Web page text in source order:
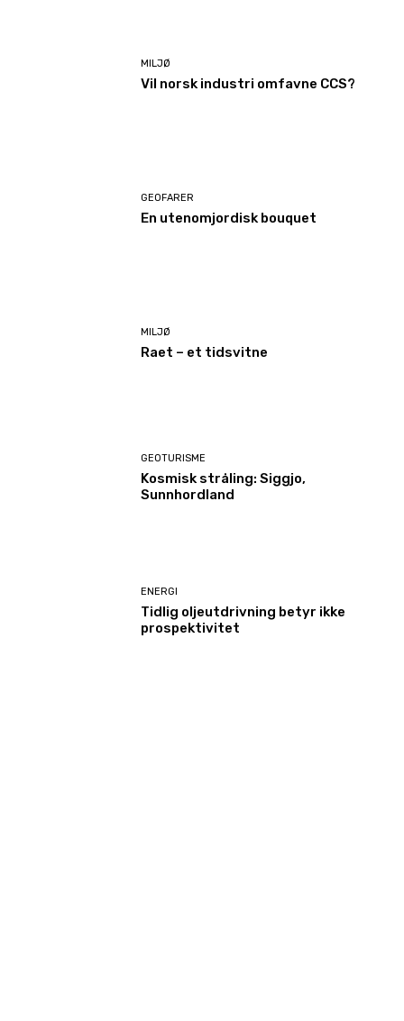
MILJØ
Vil norsk industri omfavne CCS?
GEOFARER
En utenomjordisk bouquet
MILJØ
Raet – et tidsvitne
GEOTURISME
Kosmisk stråling: Siggjo,
Sunnhordland
ENERGI
Tidlig oljeutdrivning betyr ikke
prospektivitet